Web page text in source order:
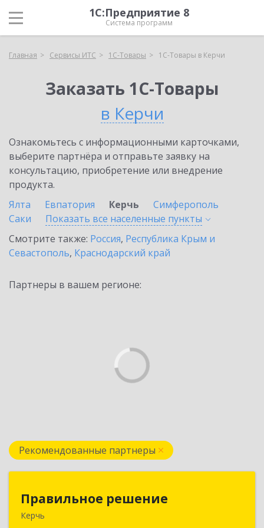
1С:Предприятие 8
Система программ
Главная Сервисы ИТС 1С-Товары 1С-Товары в Керчи
Заказать 1С-Товары
в Керчи
Ознакомьтесь с информационными карточками,
выберите партнёра и отправьте заявку на
консультацию, приобретение или внедрение
продукта.
Ялта
Евпатория Керчь
Симферополь
Саки
Показать все населенные пункты
Смотрите также: Россия, Республика Крым и
Севастополь, Краснодарский край
Партнеры в вашем регионе:
Рекомендованные партнеры
Правильное решение
Керчь298330, Крым Респ, Керчь г, Адмиралтейский